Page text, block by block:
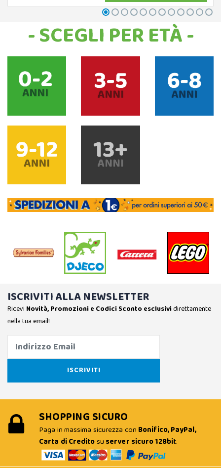
- SCEGLI PER ETÀ -
ISCRIVITI ALLA NEWSLETTER
Ricevi Novità, Promozioni e Codici Sconto esclusividirettamente
nella tua email!
SHOPPING SICURO
Paga in massima sicurezza con Bonifico, PayPal,
Carta di Creditosu server sicuro 128bit.